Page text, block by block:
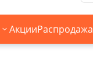
АкцииРаспродажа